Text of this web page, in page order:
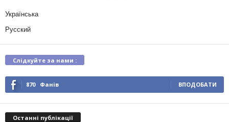
Українська
Русский
Слідкуйте за нами :
870 Фанів ВПОДОБАТИ
Останні публікації